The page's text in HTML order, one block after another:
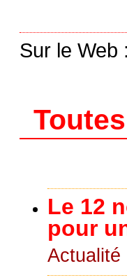
Sur le Web :
Le 12
pour
Actualité